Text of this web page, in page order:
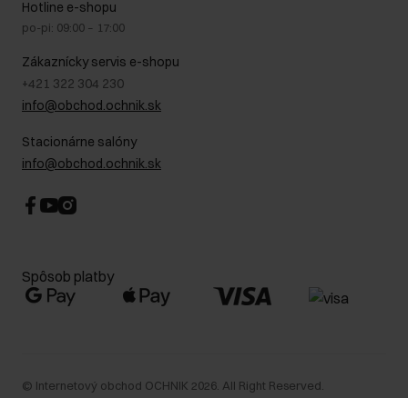
Bezpečné nakupovanie
Blog
Najčastejšie kladené otázky (FAQ)
Právne informácie
Hotline e-shopu
po-pi: 09:00 – 17:00
Zákaznícky servis e-shopu
+421 322 304 230
info@obchod.ochnik.sk
Stacionárne salóny
info@obchod.ochnik.sk
Spôsob platby
© Internetový obchod OCHNIK 2026 . All Right Reserved.